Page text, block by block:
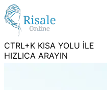
CTRL+K KISA YOLU İLE
HIZLICA ARAYIN